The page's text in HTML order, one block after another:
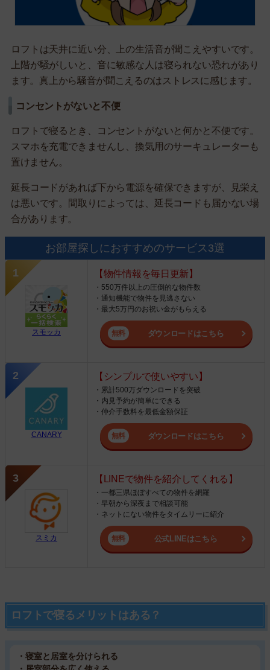
ロフトは天井に近い分、上の生活音が聞こえやすいです。
上階が騒がしいと、音に敏感な人は寝られない恐れがあり
ます。真上から騒音が聞こえるのはストレスに感じます。
コンセントがないと不便
ロフトで寝るとき、コンセントがないと何かと不便です。
スマホを充電できませんし、換気用のサーキュレーターも
置けません。
延長コードがあれば下から電源を確保できますが、見栄え
は悪いです。間取りによっては、延長コードも届かない場
合があります。
お部屋探しにおすすめのサービス3選
スモッカ
【物件情報を毎日更新】
・550万件以上の圧倒的な物件数
・通知機能で物件を見逃さない
・最大5万円のお祝い金がもらえる
ダウンロードはこちら
CANARY
【シンプルで使いやすい】
・累計500万ダウンロードを突破
・内見予約が簡単にできる
・仲介手数料を最低金額保証
ダウンロードはこちら
スミカ
【LINEで物件を紹介してくれる】
・一都三県ほぼすべての物件を網羅
・早朝から深夜まで相談可能
・ネットにない物件をタイムリーに紹介
公式LINEはこちら
ロフトで寝るメリットはある？
・寝室と居室を分けられる